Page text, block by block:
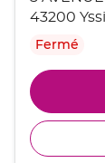
ENTRÉE
obtenir
plus
amples
informations
[ECHAP
pour
:43200
Fermé